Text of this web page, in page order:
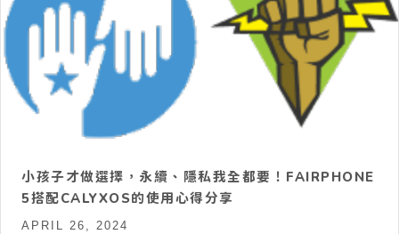
小孩子才做選擇，永續、隱私我全都要！FAIRPHONE
5搭配CALYXOS的使用心得分享
APRIL 26, 2024